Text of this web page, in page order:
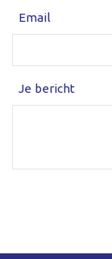
Email
Je bericht